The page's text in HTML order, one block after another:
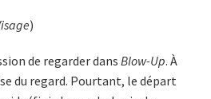
)
de regarder dans Blow-Up. À
du regard. Pourtant, le départ